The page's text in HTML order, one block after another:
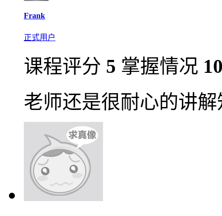
Frank
正式用户
课程评分 5 掌握情况
老师还是很耐心的讲